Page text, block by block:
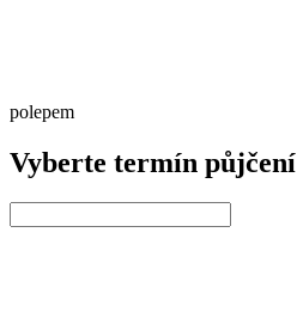
polepem
Vyberte termín půjčení